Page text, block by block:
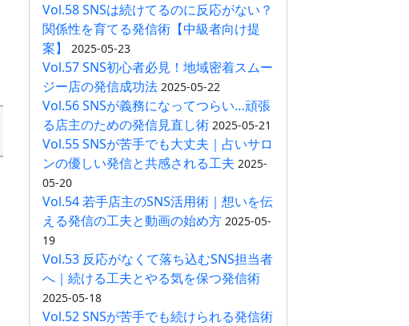
Vol.58 SNSは続けてるのに反応がない？
関係性を育てる発信術【中級者向け提
案】
2025-05-23
Vol.57 SNS初心者必見！地域密着スムー
ジー店の発信成功法 2025-05-22
Vol.56 SNSが義務になってつらい…頑張
る店主のための発信見直し術 2025-05-21
Vol.55 SNSが苦手でも大丈夫｜占いサロ
ンの優しい発信と共感される工夫 2025-
05-20
Vol.54 若手店主のSNS活用術｜想いを伝
える発信の工夫と動画の始め方 2025-05-
19
Vol.53 反応がなくて落ち込むSNS担当者
へ｜続ける工夫とやる気を保つ発信術
2025-05-18
Vol.52 SNSが苦手でも続けられる発信術